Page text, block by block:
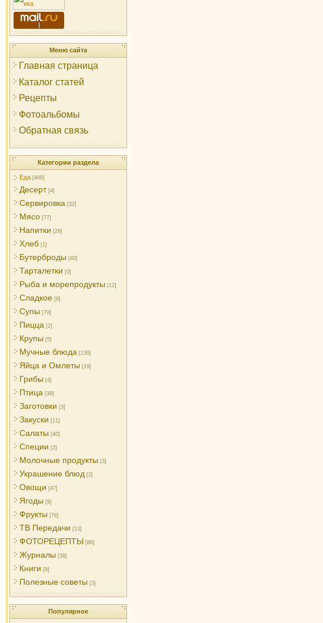
Меню сайта
Главная страница
Каталог статей
Рецепты
Фотоальбомы
Обратная связь
Категории раздела
Еда [408]
Десерт [4]
Сервировка [32]
Мясо [77]
Напитки [28]
Хлеб [1]
Бутерброды [40]
Тарталетки [0]
Рыба и морепродукты [12]
Сладкое [6]
Супы [79]
Пицца [2]
Крупы [5]
Мучные блюда [139]
Яйца и Омлеты [19]
Грибы [4]
Птица [39]
Заготовки [3]
Закуски [11]
Салаты [40]
Специи [2]
Молочные продукты [3]
Украшение блюд [2]
Овощи [47]
Ягоды [9]
Фрукты [76]
ТВ Передачи [13]
ФОТОРЕЦЕПТЫ [86]
Журналы [39]
Книги [8]
Полезные советы [3]
Популярное